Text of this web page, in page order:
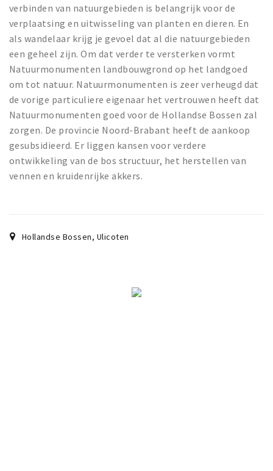
verbinden van natuurgebieden is belangrijk voor de
verplaatsing en uitwisseling van planten en dieren. En
als wandelaar krijg je gevoel dat al die natuurgebieden
een geheel zijn. Om dat verder te versterken vormt
Natuurmonumenten landbouwgrond op het landgoed
om tot natuur. Natuurmonumenten is zeer verheugd dat
de vorige particuliere eigenaar het vertrouwen heeft dat
Natuurmonumenten goed voor de Hollandse Bossen zal
zorgen. De provincie Noord-Brabant heeft de aankoop
gesubsidieerd. Er liggen kansen voor verdere
ontwikkeling van de bos structuur, het herstellen van
vennen en kruidenrijke akkers.
Hollandse Bossen, Ulicoten